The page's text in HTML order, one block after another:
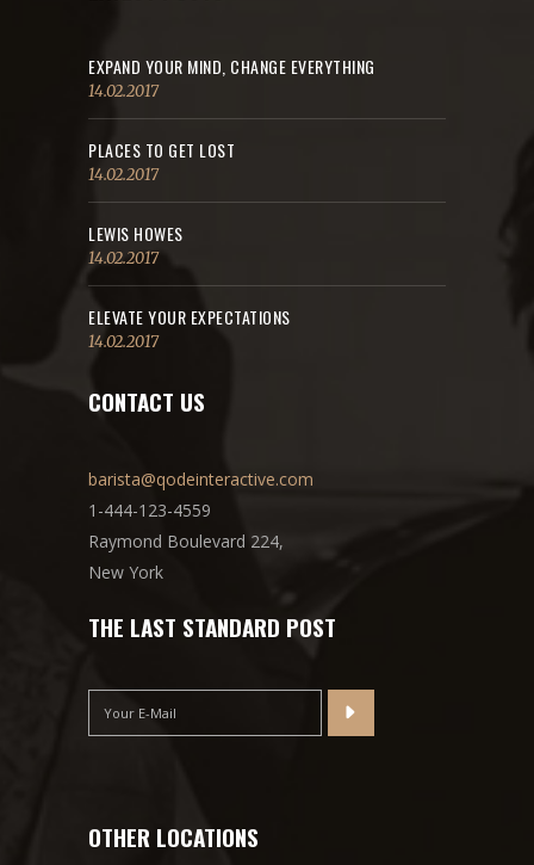
EXPAND YOUR MIND, CHANGE EVERYTHING
14.02.2017
PLACES TO GET LOST
14.02.2017
LEWIS HOWES
14.02.2017
ELEVATE YOUR EXPECTATIONS
14.02.2017
CONTACT US
barista@qodeinteractive.com
1-444-123-4559
Raymond Boulevard 224,
New York
THE LAST STANDARD POST
OTHER LOCATIONS